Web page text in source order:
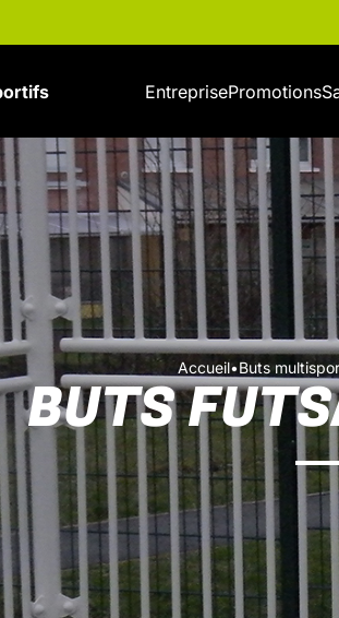
EntreprisePromotions
Accueil•Buts
BUTS